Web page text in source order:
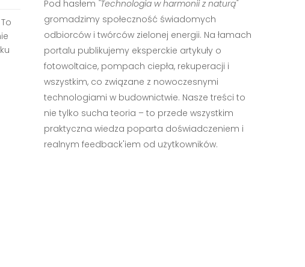
Pod hasłem "Technologia w harmonii z naturą"
gromadzimy społeczność świadomych
odbiorców i twórców zielonej energii. Na łamach
portalu publikujemy eksperckie artykuły o
fotowoltaice, pompach ciepła, rekuperacji i
wszystkim, co związane z nowoczesnymi
technologiami w budownictwie. Nasze treści to
nie tylko sucha teoria – to przede wszystkim
praktyczna wiedza poparta doświadczeniem i
realnym feedback'iem od użytkowników.